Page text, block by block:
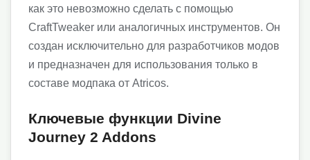
как это невозможно сделать с помощью
CraftTweaker или аналогичных инструментов. Он
создан исключительно для разработчиков модов
и предназначен для использования только в
составе модпака от Atricos.
Ключевые функции Divine
Journey 2 Addons